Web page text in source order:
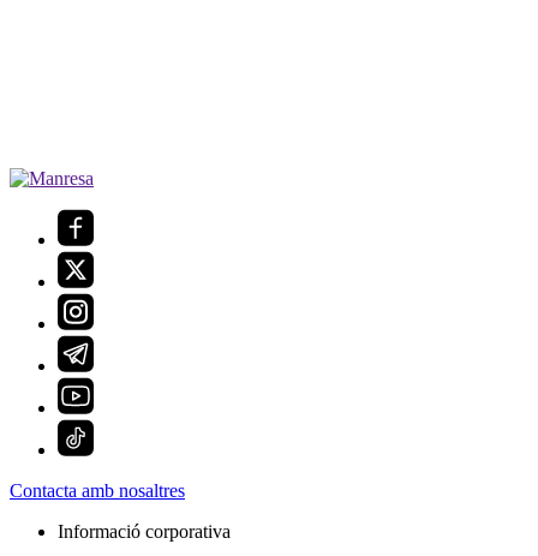
Contacta amb nosaltres
Informació corporativa